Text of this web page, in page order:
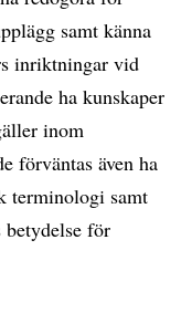
samt känna
inriktningar vid
ha kunskaper
inom
förväntas även ha
terminologi samt
betydelse för